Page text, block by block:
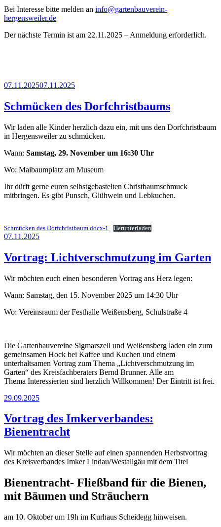
Bei Interesse bitte melden an info@gartenbauverein-
hergensweiler.de
Der nächste Termin ist am 22.11.2025 – Anmeldung erforderlich.
Veröffentlicht
07.11.202507.11.2025
Schmücken des Dorfchristbaums
Wir laden alle Kinder herzlich dazu ein, mit uns den Dorfchristbaum
in Hergensweiler zu schmücken.
Wann: Samstag, 29. November um 16:30 Uhr
Wo: Maibaumplatz am Museum
Ihr dürft gerne euren selbstgebastelten Christbaumschmuck
mitbringen. Es gibt Punsch, Glühwein und Lebkuchen.
Schmücken des Dorfchristbaum.docx-1 Herunterladen
Veröffentlicht
07.11.2025
Vortrag: Lichtverschmutzung im Garten
Wir möchten euch einen besonderen Vortrag ans Herz legen:
Wann: Samstag, den 15. November 2025 um 14:30 Uhr
Wo: Vereinsraum der Festhalle Weißensberg, Schulstraße 4
Die Gartenbauvereine Sigmarszell und Weißensberg laden ein zum
gemeinsamen Hock bei Kaffee und Kuchen und einem
unterhaltsamen Vortrag zum Thema „Lichtverschmutzung im
Garten“ des Kreisfachberaters Bernd Brunner. Alle am
Thema Interessierten sind herzlich Willkommen! Der Eintritt ist frei.
Veröffentlicht
29.09.2025
Vortrag des Imkerverbandes:
Bienentracht
Wir möchten an dieser Stelle auf einen spannenden Herbstvortrag
des Kreisverbandes Imker Lindau/Westallgäu mit dem Titel
Bienentracht- Fließband für die Bienen,
mit Bäumen und Sträuchern
am 10. Oktober um 19h im Kurhaus Scheidegg hinweisen.